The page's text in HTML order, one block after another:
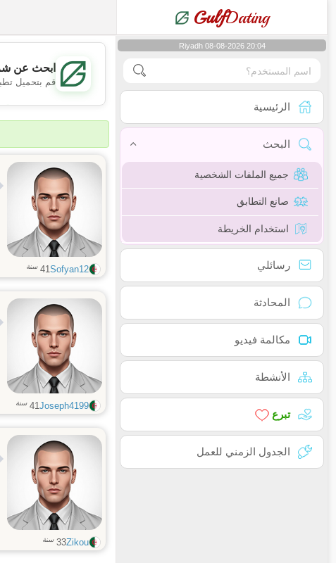
GulfDating
Riyadh 08-08-2026 20:04
الرئيسية
البحث
جميع الملفات الشخصية
صانع التطابق
استخدام الخريطة
رسائلي
المحادثة
مكالمة فيديو
الأنشطة
تبرع
الجدول الزمني للعمل
ابحث عن
قم بتحميل
Sofyan12
41 سنة
Joseph4199
41 سنة
Zikou
33 سنة